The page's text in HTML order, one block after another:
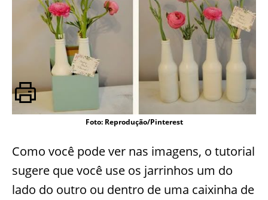
Foto: Reprodução/Pinterest
Como você pode ver nas imagens, o tutorial
sugere que você use os jarrinhos um do
lado do outro ou dentro de uma caixinha de